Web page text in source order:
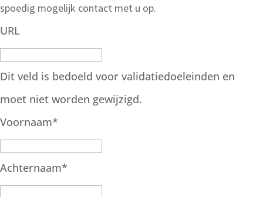
spoedig mogelijk contact met u op.
URL
Dit veld is bedoeld voor validatiedoeleinden en
moet niet worden gewijzigd.
Voornaam*
Achternaam*